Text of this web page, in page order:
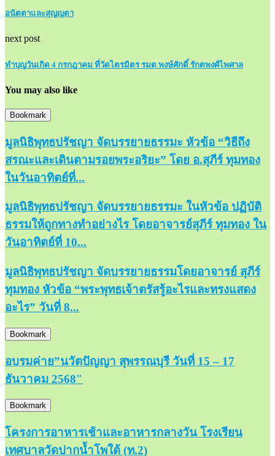
อนัตตาและสุญญตา
next post
ทำบุญวันเกิด 4 กรกฎาคม ที่วัดไตรมิตร รมต พงษ์ศักดิ์ รักตพงศ์ไพศาล
You may also like
Bookmark
มูลนิธิพุทธปรัชญา จัดบรรยายธรรมะ หัวข้อ “วิธีถึง
สรณะและเดินตามรอยพระอริยะ” โดย อ.สุภีร์ ทุมทอง
ในวันอาทิตย์ที่...
มูลนิธิพุทธปรัชญา จัดบรรยายธรรมะ ในหัวข้อ ปฏิบัติ
ธรรมให้ถูกทางทำอย่างไร โดยอาจารย์สุภีร์ ทุมทอง ใน
วันอาทิตย์ที่ 10...
มูลนิธิพุทธปรัชญา จัดบรรยายธรรมโดยอาจารย์ สุภีร์
ทุมทอง หัวข้อ “พระพุทธเจ้าตรัสรู้อะไรและทรงแสดง
อะไร” วันที่ 8...
Bookmark
อบรมค่าย”นวัตปัญญา สุพรรณบุรี วันที่ 15 – 17
ธันวาคม 2568″
Bookmark
โครงการอาหารเช้าและอาหารกลางวัน โรงเรียน
เทศบาลวัดปากน้ำโพใต้ (ท.2)